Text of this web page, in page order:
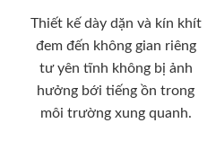
Thiết kế dày dặn và kín khít
đem đến không gian riêng
tư yên tĩnh không bị ảnh
hưởng bới tiếng ồn trong
môi trường xung quanh.